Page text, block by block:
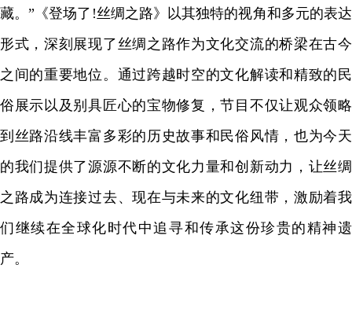
藏。”《登场了!丝绸之路》以其独特的视角和多元的表达
形式，深刻展现了丝绸之路作为文化交流的桥梁在古今
之间的重要地位。通过跨越时空的文化解读和精致的民
俗展示以及别具匠心的宝物修复，节目不仅让观众领略
到丝路沿线丰富多彩的历史故事和民俗风情，也为今天
的我们提供了源源不断的文化力量和创新动力，让丝绸
之路成为连接过去、现在与未来的文化纽带，激励着我
们继续在全球化时代中追寻和传承这份珍贵的精神遗
产。